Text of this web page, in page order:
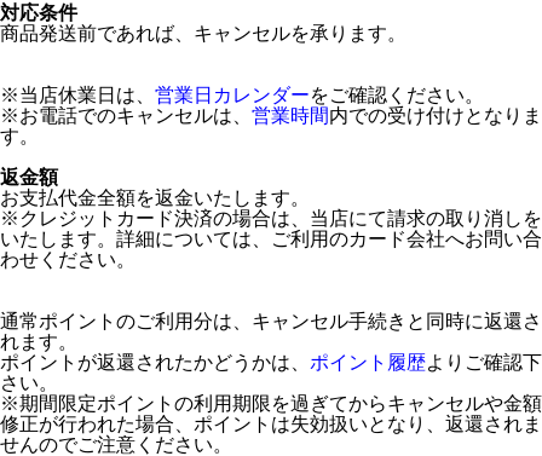
対応条件
商品発送前であれば、キャンセルを承ります。
※当店休業日は、 営業日カレンダーをご確認ください。
※お電話でのキャンセルは、 営業時間内での受け付けとなりま
す。
返金額
お支払代金全額を返金いたします。
※クレジットカード決済の場合は、当店にて請求の取り消しを
いたします。詳細については、ご利用のカード会社へお問い合
わせください。
通常ポイントのご利用分は、キャンセル手続きと同時に返還さ
れます。
ポイントが返還されたかどうかは、 ポイント履歴よりご確認下
さい。
※期間限定ポイントの利用期限を過ぎてからキャンセルや金額
修正が行われた場合、ポイントは失効扱いとなり、返還されま
せんのでご注意ください。